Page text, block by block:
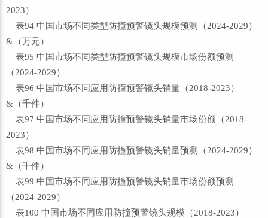
2023）
表94 中国市场不同类型防撞预警镜头规模预测（2024-2029）
&（万元）
表95 中国市场不同类型防撞预警镜头规模市场份额预测
（2024-2029）
表96 中国市场不同应用防撞预警镜头销量（2018-2023）
&（千件）
表97 中国市场不同应用防撞预警镜头销量市场份额（2018-
2023）
表98 中国市场不同应用防撞预警镜头销量预测（2024-2029）
&（千件）
表99 中国市场不同应用防撞预警镜头销量市场份额预测
（2024-2029）
表100 中国市场不同应用防撞预警镜头规模（2018-2023）